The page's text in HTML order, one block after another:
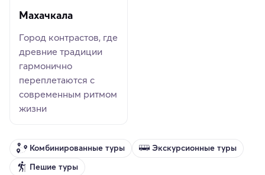
Махачкала
Город контрастов, где
древние традиции
гармонично
переплетаются с
современным ритмом
жизни
Комбинированные туры
Экскурсионные туры
Пешие туры